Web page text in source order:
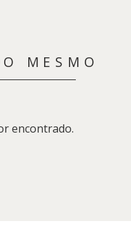
MESMO
encontrado.